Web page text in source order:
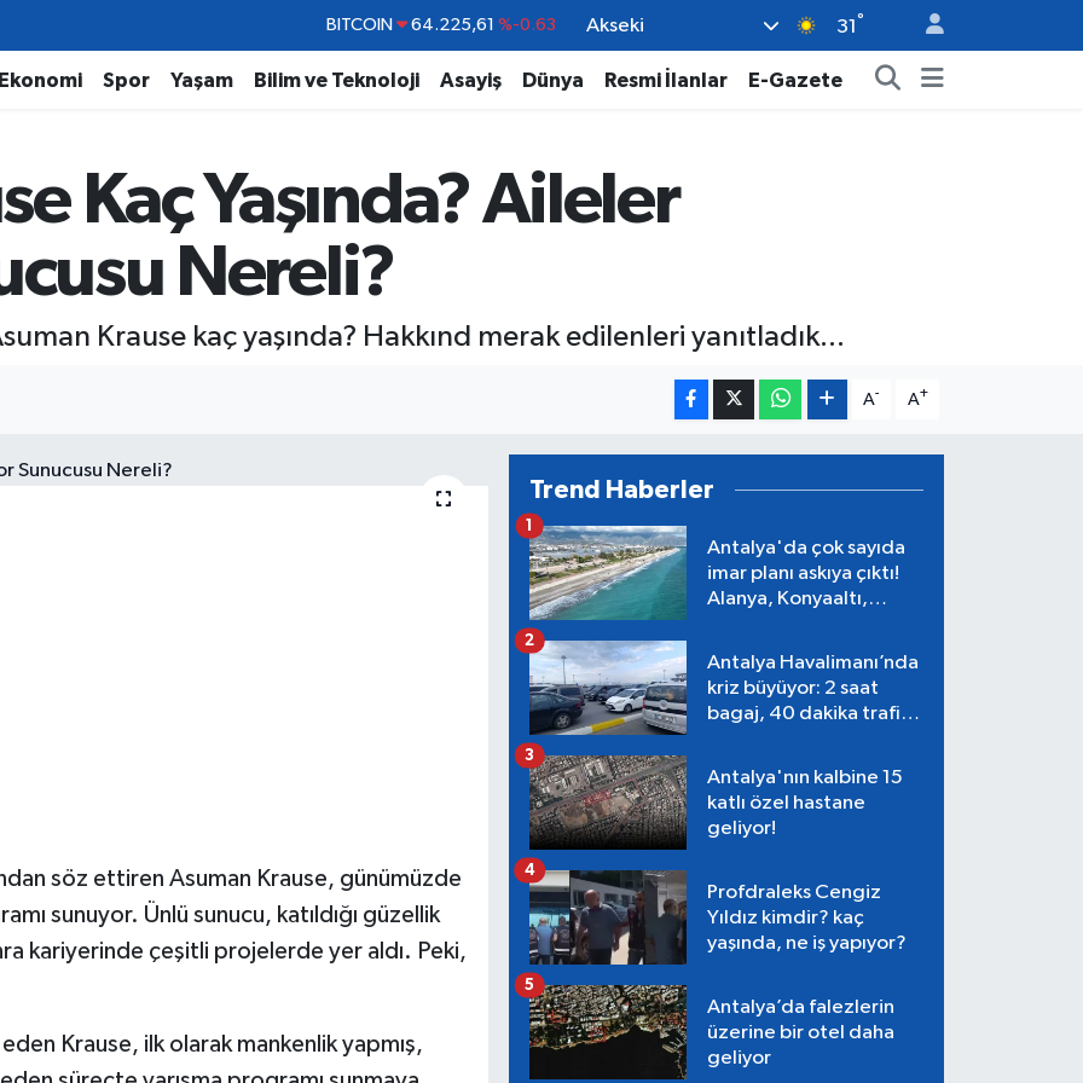
DOLAR 47,7143 %0.16
EURO 55,0317 %-0.02
BİST100 13.799 %70
BITCOIN
Akseki 31 °
Ekonomi Spor Yaşam Bilim ve Teknoloji Asayiş Dünya Resmi İlanlar E-Gazete
Kaç Yaşında? Aileler
Nereli?
Krause kaç yaşında? Hakkınd merak edilenleri yanıtladık...
A- A+
söz ettiren Asuman Krause, günümüzde
sunuyor. Ünlü sunucu, katıldığı güzellik
kariyerinde çeşitli projelerde yer aldı. Peki,
Krause, ilk olarak mankenlik yapmış,
Trend Haberler
Antalya'da çok sayıda
imar planı askıya çıktı!
Alanya, Konyaaltı,
1
Antalya Havalimanı’nda
kriz büyüyor: 2 saat
bagaj, 40 dakika trafik,
2
Antalya'nın kalbine 15
katlı özel hastane
geliyor!
3
Profdraleks Cengiz
Yıldız kimdir? kaç
yaşında, ne iş yapıyor?
4
Antalya’da falezlerin
üzerine bir otel daha
geliyor
5